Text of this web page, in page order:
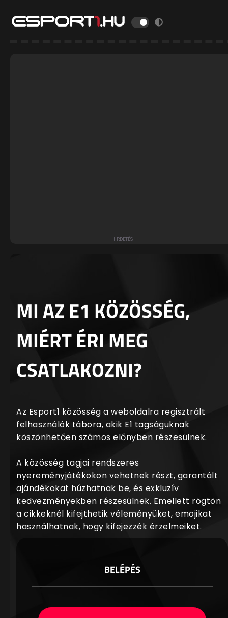
MI AZ E1 KÖZÖSSÉG,
MIÉRT ÉRI MEG
CSATLAKOZNI?
Az Esport1 közösség a weboldalra regisztrált
felhasználók tábora, akik E1 tagságuknak
köszönhetően számos előnyben részesülnek.
A közösség tagjai rendszeres
nyereményjátékokon vehetnek részt, garantált
ajándékokat húzhatnak be, és exkluzív
kedvezményekben részesülnek. Emellett rögtön
a cikkeknél kifejthetik véleményüket, emojikat
használhatnak, hogy kifejezzék érzelmeiket.
BELÉPÉS